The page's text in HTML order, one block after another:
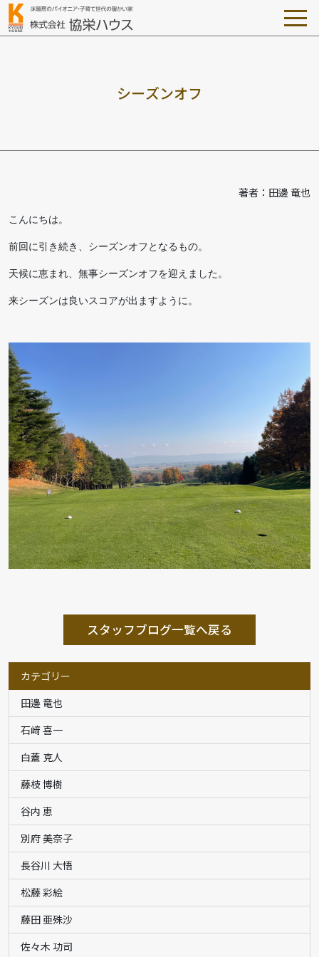
シーズンオフ
著者：田邊 竜也
こんにちは。
前回に引き続き、シーズンオフとなるもの。
天候に恵まれ、無事シーズンオフを迎えました。
来シーズンは良いスコアが出ますように。
スタッフブログ一覧へ戻る
カテゴリー
田邊 竜也
石﨑 喜一
白蓋 克人
藤枝 博樹
谷内 恵
別府 美奈子
長谷川 大悟
松藤 彩絵
藤田 亜殊沙
佐々木 功司